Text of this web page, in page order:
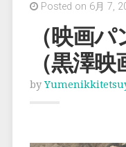
Posted on 6月 7,
（映画
（黒澤
by